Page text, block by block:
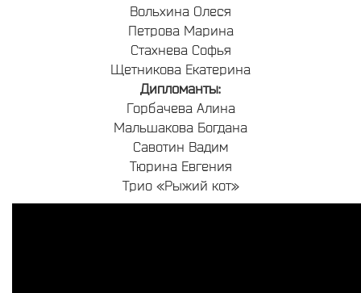
Вольхина Олеся
Петрова Марина
Стахнева Софья
Щетникова Екатерина
Дипломанты:
Горбачева Алина
Мальшакова Богдана
Савотин Вадим
Тюрина Евгения
Трио «Рыжий кот»